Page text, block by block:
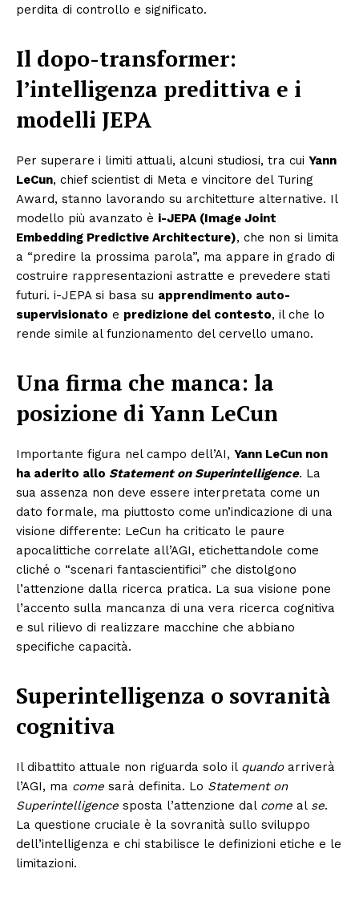
perdita di controllo e significato.
Il dopo-transformer:
l’intelligenza predittiva e i
modelli JEPA
Per superare i limiti attuali, alcuni studiosi, tra cui Yann
LeCun, chief scientist di Meta e vincitore del Turing
Award, stanno lavorando su architetture alternative. Il
modello più avanzato è i-JEPA (Image Joint
Embedding Predictive Architecture), che non si limita
a “predire la prossima parola”, ma appare in grado di
costruire rappresentazioni astratte e prevedere stati
futuri. i-JEPA si basa su apprendimento auto-
supervisionato e predizione del contesto, il che lo
rende simile al funzionamento del cervello umano.
Una firma che manca: la
posizione di Yann LeCun
Importante figura nel campo dell’AI, Yann LeCun non
ha aderito allo Statement on Superintelligence. La
sua assenza non deve essere interpretata come un
dato formale, ma piuttosto come un’indicazione di una
visione differente: LeCun ha criticato le paure
apocalittiche correlate all’AGI, etichettandole come
cliché o “scenari fantascientifici” che distolgono
l’attenzione dalla ricerca pratica. La sua visione pone
l’accento sulla mancanza di una vera ricerca cognitiva
e sul rilievo di realizzare macchine che abbiano
specifiche capacità.
Superintelligenza o sovranità
cognitiva
Il dibattito attuale non riguarda solo il quandoarriverà
l’AGI, ma come sarà definita. Lo Statement on
Superintelligence sposta l’attenzione dal come al se.
La questione cruciale è la sovranità sullo sviluppo
dell’intelligenza e chi stabilisce le definizioni etiche e le
limitazioni.